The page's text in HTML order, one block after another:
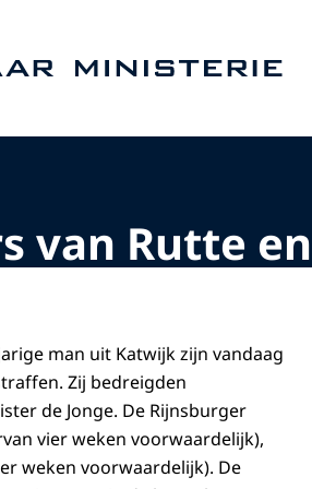
van Rutte en
man uit Katwijk zijn vandaag
Zij bedreigden
de Jonge. De Rijnsburger
vier weken voorwaardelijk),
weken voorwaardelijk). De